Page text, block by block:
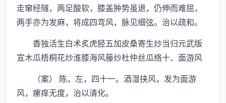
走窜经隧，两足酸软，膝盖肿势虽退，仍伸而难屈，
两手亦为发麻，将成四弯风，脉见细弦。治以疏和。
香独活生白术炙虎胫五加皮桑寄生炒当归元武版
宣木瓜梧桐花炒淮膝海风藤炒杜仲丝瓜络十、面游风
（案） 陈，左，四十一。酒湿挟风，发为面游
风，瘰痒无度，治以清化。